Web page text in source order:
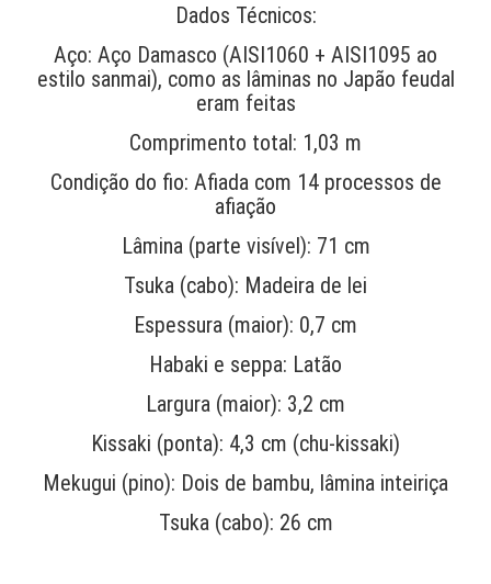
Dados Técnicos:
Aço: Aço Damasco (AISI1060 + AISI1095 ao
estilo sanmai), como as lâminas no Japão feudal
eram feitas
Comprimento total: 1,03 m
Condição do fio: Afiada com 14 processos de
afiação
Lâmina (parte visível): 71 cm
Tsuka (cabo): Madeira de lei
Espessura (maior): 0,7 cm
Habaki e seppa: Latão
Largura (maior): 3,2 cm
Kissaki (ponta): 4,3 cm (chu-kissaki)
Mekugui (pino): Dois de bambu, lâmina inteiriça
Tsuka (cabo): 26 cm